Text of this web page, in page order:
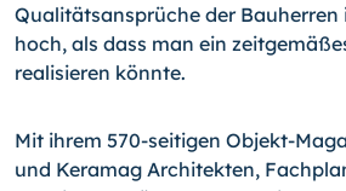
Qualitätsansprüche der Bauherren
hoch, als dass man ein
realisieren könnte.
Mit ihrem 570-seitigen Objekt-
und Keramag Architekten,